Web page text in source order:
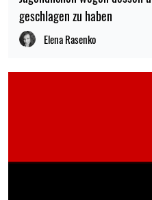
geschlagen zu haben
Elena Rasenko